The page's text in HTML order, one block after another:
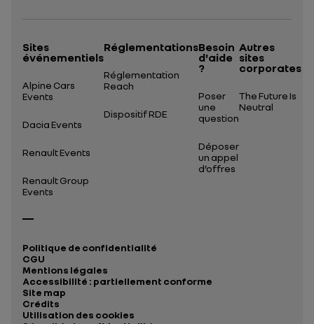
Sites
événementiels
Alpine Cars
Events
Dacia Events
Renault Events
Renault Group
Events
Réglementations
Réglementation
Reach
Dispositif RDE
Besoin
d'aide
?
Poser
une
question
Déposer
un appel
d’offres
Autres
sites
corporates
The Future Is
Neutral
Politique de confidentialité
CGU
Mentions légales
Accessibilité : partiellement conforme
Site map
Crédits
Utilisation des cookies